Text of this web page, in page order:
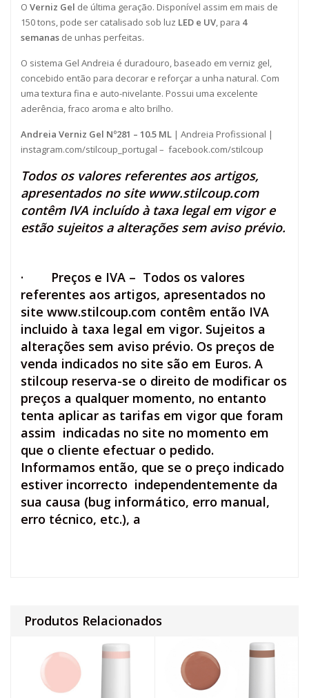
O Verniz Gel de última geração. Disponível assim em mais de
150 tons, pode ser catalisado sob luz LED e UV, para 4
semanas de unhas perfeitas.
O sistema Gel Andreia é duradouro, baseado em verniz gel,
concebido então para decorar e reforçar a unha natural. Com
uma textura fina e auto-nivelante. Possui uma excelente
aderência, fraco aroma e alto brilho.
Andreia Verniz Gel Nº281 – 10.5 ML | Andreia Profissional |
instagram.com/stilcoup_portugal – facebook.com/stilcoup
Todos os valores referentes aos artigos,
apresentados no site www.stilcoup.com
contêm IVA incluído à taxa legal em vigor e
estão sujeitos a alterações sem aviso prévio.
· Preços e IVA – Todos os valores
referentes aos artigos, apresentados no
site www.stilcoup.com contêm então IVA
incluido à taxa legal em vigor. Sujeitos a
alterações sem aviso prévio. Os preços de
venda indicados no site são em Euros. A
stilcoup reserva-se o direito de modificar os
preços a qualquer momento, no entanto
tenta aplicar as tarifas em vigor que foram
assim indicadas no site no momento em
que o cliente efectuar o pedido.
Informamos então, que se o preço indicado
estiver incorrecto independentemente da
sua causa (bug informático, erro manual,
erro técnico, etc.), a
Produtos Relacionados